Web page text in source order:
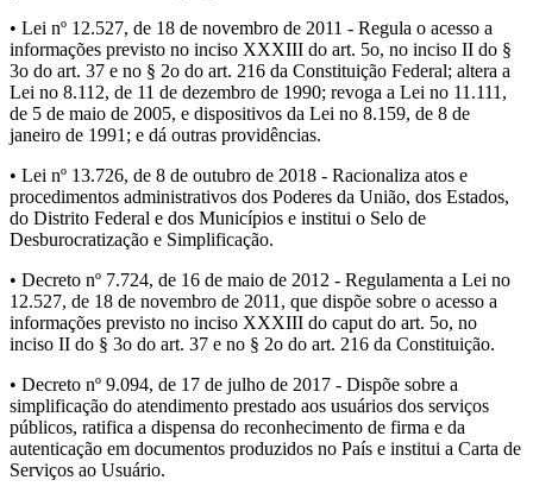
• Lei nº 12.527, de 18 de novembro de 2011 - Regula o acesso a
informações previsto no inciso XXXIII do art. 5o, no inciso II do §
3o do art. 37 e no § 2o do art. 216 da Constituição Federal; altera a
Lei no 8.112, de 11 de dezembro de 1990; revoga a Lei no 11.111,
de 5 de maio de 2005, e dispositivos da Lei no 8.159, de 8 de
janeiro de 1991; e dá outras providências.
• Lei nº 13.726, de 8 de outubro de 2018 - Racionaliza atos e
procedimentos administrativos dos Poderes da União, dos Estados,
do Distrito Federal e dos Municípios e institui o Selo de
Desburocratização e Simplificação.
• Decreto nº 7.724, de 16 de maio de 2012 - Regulamenta a Lei no
12.527, de 18 de novembro de 2011, que dispõe sobre o acesso a
informações previsto no inciso XXXIII do caput do art. 5o, no
inciso II do § 3o do art. 37 e no § 2o do art. 216 da Constituição.
• Decreto nº 9.094, de 17 de julho de 2017 - Dispõe sobre a
simplificação do atendimento prestado aos usuários dos serviços
públicos, ratifica a dispensa do reconhecimento de firma e da
autenticação em documentos produzidos no País e institui a Carta de
Serviços ao Usuário.